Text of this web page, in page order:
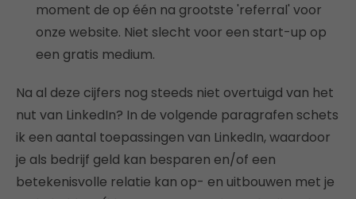
moment de op één na grootste 'referral' voor
onze website. Niet slecht voor een start-up op
een gratis medium.
Na al deze cijfers nog steeds niet overtuigd van het
nut van LinkedIn? In de volgende paragrafen schets
ik een aantal toepassingen van LinkedIn, waardoor
je als bedrijf geld kan besparen en/of een
betekenisvolle relatie kan op- en uitbouwen met je